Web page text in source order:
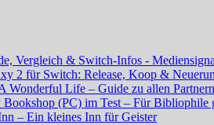
Vergleich & Switch-Infos -
2 für Switch: Release, Koop &
Wonderful Life – Guide zu allen
Bookshop (PC) im Test – Für Bibliophile
– Ein kleines Inn für Geister